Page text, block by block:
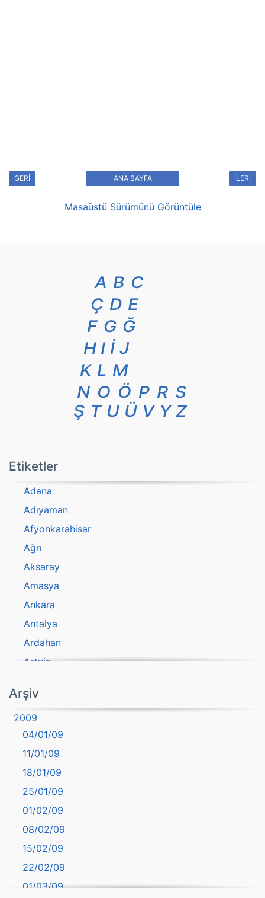
GERİ İLERİ
ANA SAYFA
Masaüstü Sürümünü Görüntüle
A B C
Ç D E
F G Ğ
H I İ J
K L M
N O Ö P R S
Ş T U Ü V Y Z
Etiketler
Adana
Adıyaman
Afyonkarahisar
Ağrı
Aksaray
Amasya
Ankara
Antalya
Ardahan
Artvin
Aydın
Balıkesir
Bartın
başkentler
Batman
Bayburt
Bilecik
Bingöl
Bitlis
Bolu
Burdur
Arşiv
2009
04/01/09
11/01/09
18/01/09
25/01/09
01/02/09
08/02/09
15/02/09
22/02/09
01/03/09